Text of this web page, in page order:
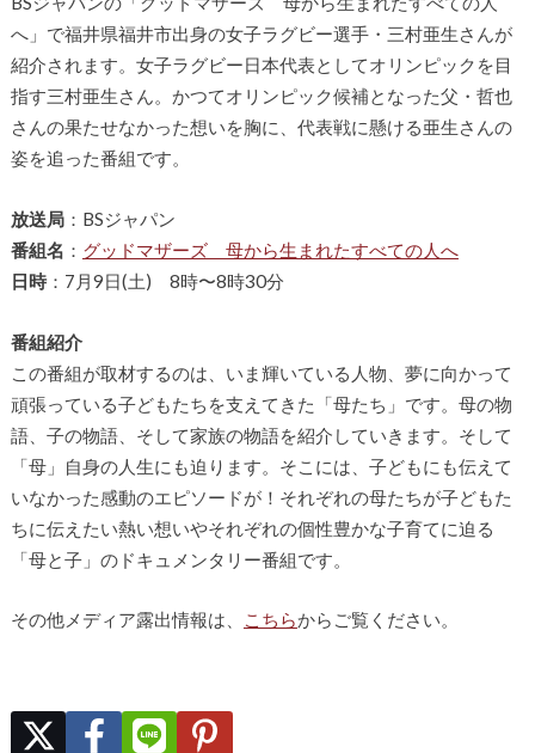
へ」で福井県福井市出身の女子ラグビー選手・三村亜生さんが
紹介されます。女子ラグビー日本代表としてオリンピックを目
指す三村亜生さん。かつてオリンピック候補となった父・哲也
さんの果たせなかった想いを胸に、代表戦に懸ける亜生さんの
姿を追った番組です。
放送局：BSジャパン
番組名 ： グッドマザーズ 母から生まれたすべての人へ
日時：7月9日(土) 8時〜8時30分
番組紹介
この番組が取材するのは、いま輝いている人物、夢に向かって
頑張っている子どもたちを支えてきた「母たち」です。母の物
語、子の物語、そして家族の物語を紹介していきます。そして
「母」自身の人生にも迫ります。そこには、子どもにも伝えて
いなかった感動のエピソードが！それぞれの母たちが子どもた
ちに伝えたい熱い想いやそれぞれの個性豊かな子育てに迫る
「母と子」のドキュメンタリー番組です。
その他メディア露出情報は、 こちらからご覧ください。